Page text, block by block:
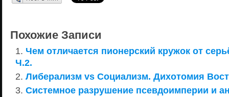
Похожие Записи
Чем отличается пионерский кружок от
Ч.2.
Либерализм vs Социализм. Дихотомия
Системное разрушение псевдоимперии и